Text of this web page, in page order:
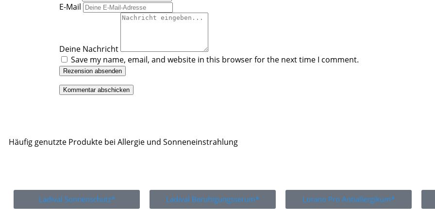
E-Mail
Deine Nachricht
Save my name, email, and website in this browser for the next time I comment.
Rezension absenden
Häufig genutzte Produkte bei Allergie und Sonneneinstrahlung
Ladival Sonnenschutz* Ladival Beruhigungsserum* Lorano Pro Antiallergikum*